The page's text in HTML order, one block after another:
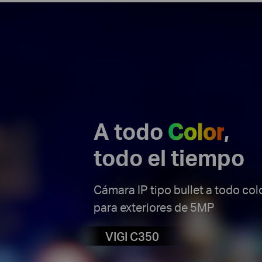
A todo Color,
todo el tiempo
Cámara IP tipo bullet a todo
para exteriores de 5MP
VIGI C350